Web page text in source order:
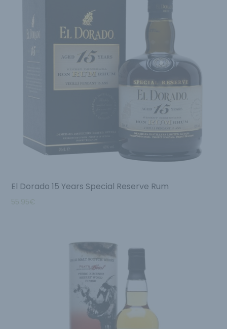
El Dorado 15 Years Special Reserve Rum
55.95€